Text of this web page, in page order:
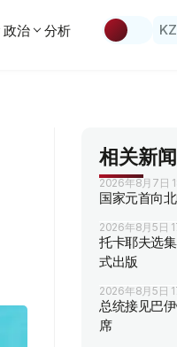
政治 分析 KZ
相关新闻
2026年8月7日
国家元首向
2026年8月5日
托卡耶夫选
式出版
2026年8月5日
总统接见巴
席